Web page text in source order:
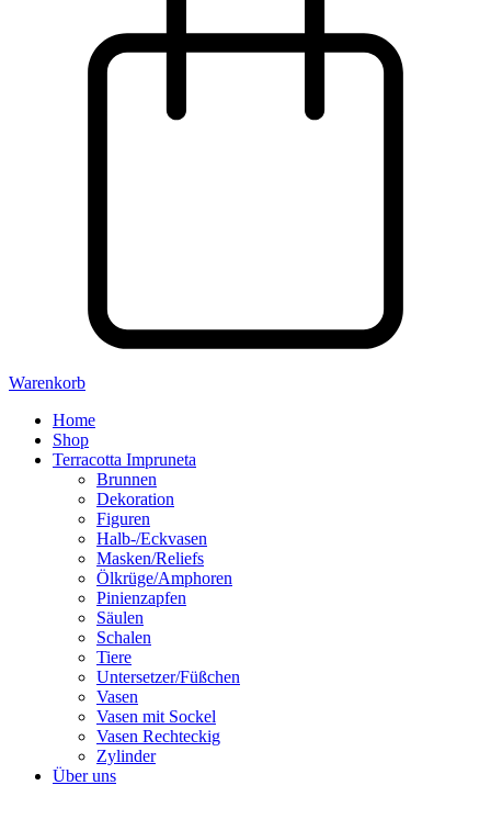
Warenkorb
Home
Shop
Terracotta Impruneta
Brunnen
Dekoration
Figuren
Halb-/Eckvasen
Masken/Reliefs
Ölkrüge/Amphoren
Pinienzapfen
Säulen
Schalen
Tiere
Untersetzer/Füßchen
Vasen
Vasen mit Sockel
Vasen Rechteckig
Zylinder
Über uns